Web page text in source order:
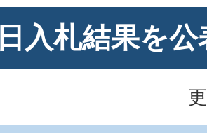
入札結果を